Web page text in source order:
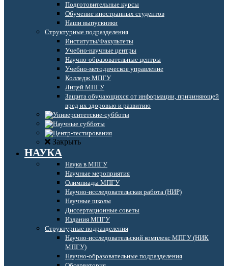
Подготовительные курсы
Обучение иностранных студентов
Наши выпускники
Структурные подразделения
Институты/Факультеты
Учебно-научные центры
Научно-образовательные центры
Учебно-методическое управление
Колледж МПГУ
Лицей МПГУ
Защита обучающихся от информации, причиняющей
вред их здоровью и развитию
Закрыть
НАУКА
Наука в МПГУ
Научные мероприятия
Олимпиады МПГУ
Научно-исследовательская работа (НИР)
Научные школы
Диссертационные советы
Издания МПГУ
Структурные подразделения
Научно-исследовательский комплекс МПГУ (НИК
МПГУ)
Научно-образовательные подразделения